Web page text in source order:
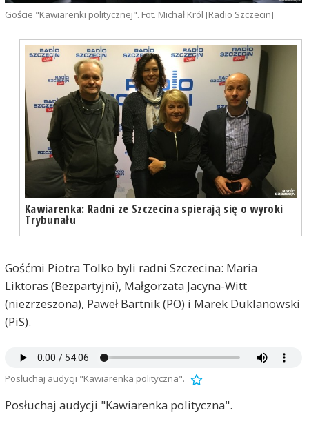
Goście "Kawiarenki politycznej". Fot. Michał Król [Radio Szczecin]
Kawiarenka: Radni ze Szczecina spierają się o wyroki
Trybunału
Gośćmi Piotra Tolko byli radni Szczecina: Maria
Liktoras (Bezpartyjni), Małgorzata Jacyna-Witt
(niezrzeszona), Paweł Bartnik (PO) i Marek Duklanowski
(PiS).
Posłuchaj audycji "Kawiarenka polityczna".
Posłuchaj audycji "Kawiarenka polityczna".